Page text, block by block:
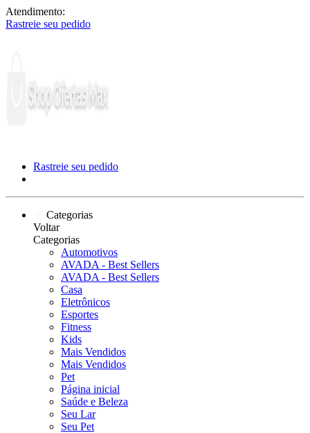
Atendimento:
Rastreie seu pedido
Rastreie seu pedido
Categorias
Voltar
Categorias
Automotivos
AVADA - Best Sellers
AVADA - Best Sellers
Casa
Eletrônicos
Esportes
Fitness
Kids
Mais Vendidos
Mais Vendidos
Pet
Página inicial
Saúde e Beleza
Seu Lar
Seu Pet